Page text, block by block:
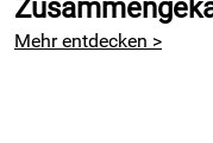
Verantwortliche
32547 Bad
Mehr entdecken >